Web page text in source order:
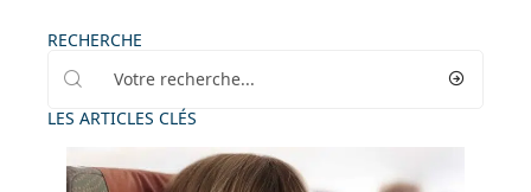
RECHERCHE
LES ARTICLES CLÉS